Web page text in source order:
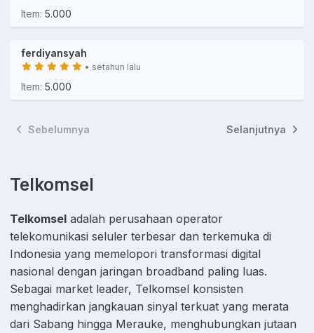
Item: 5.000
ferdiyansyah
• setahun lalu
Item: 5.000
Sebelumnya Selanjutnya
Telkomsel
Telkomsel adalah perusahaan operator
telekomunikasi seluler terbesar dan terkemuka di
Indonesia yang memelopori transformasi digital
nasional dengan jaringan broadband paling luas.
Sebagai market leader, Telkomsel konsisten
menghadirkan jangkauan sinyal terkuat yang merata
dari Sabang hingga Merauke, menghubungkan jutaan